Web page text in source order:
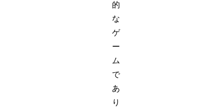
的
な
ゲ
ー
ム
で
あ
り